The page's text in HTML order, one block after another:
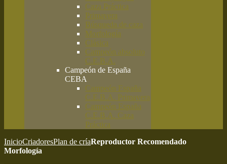
Caza Práctica
Primavera
Búsqueda de caza
Morfología
Clásica
Campeón absoluto
C.E.B.A.
Campeón de España
CEBA
Campeón España
C.E.B.A. Primavera
Campeón España
C.E.B.A. Caza
Práctica
InicioCriadoresPlan de críaReproductor Recomendado
Morfología